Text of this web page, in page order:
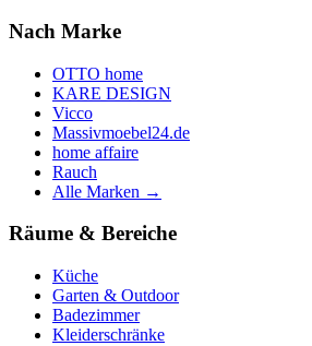
Nach Marke
OTTO home
KARE DESIGN
Vicco
Massivmoebel24.de
home affaire
Rauch
Alle Marken →
Räume & Bereiche
Küche
Garten & Outdoor
Badezimmer
Kleiderschränke